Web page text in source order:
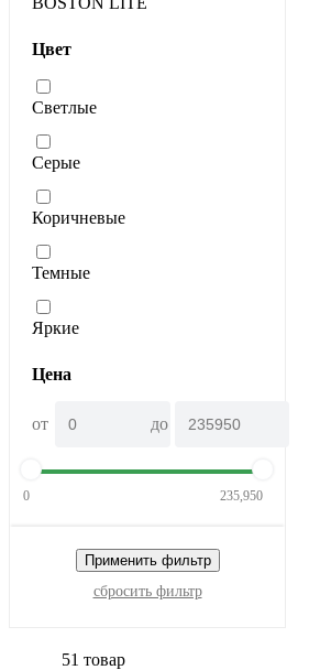
Цвет
Светлые
Серые
Коричневые
Темные
Яркие
Цена
от до
0 235,950
Применить фильтр
сбросить фильтр
51 товар